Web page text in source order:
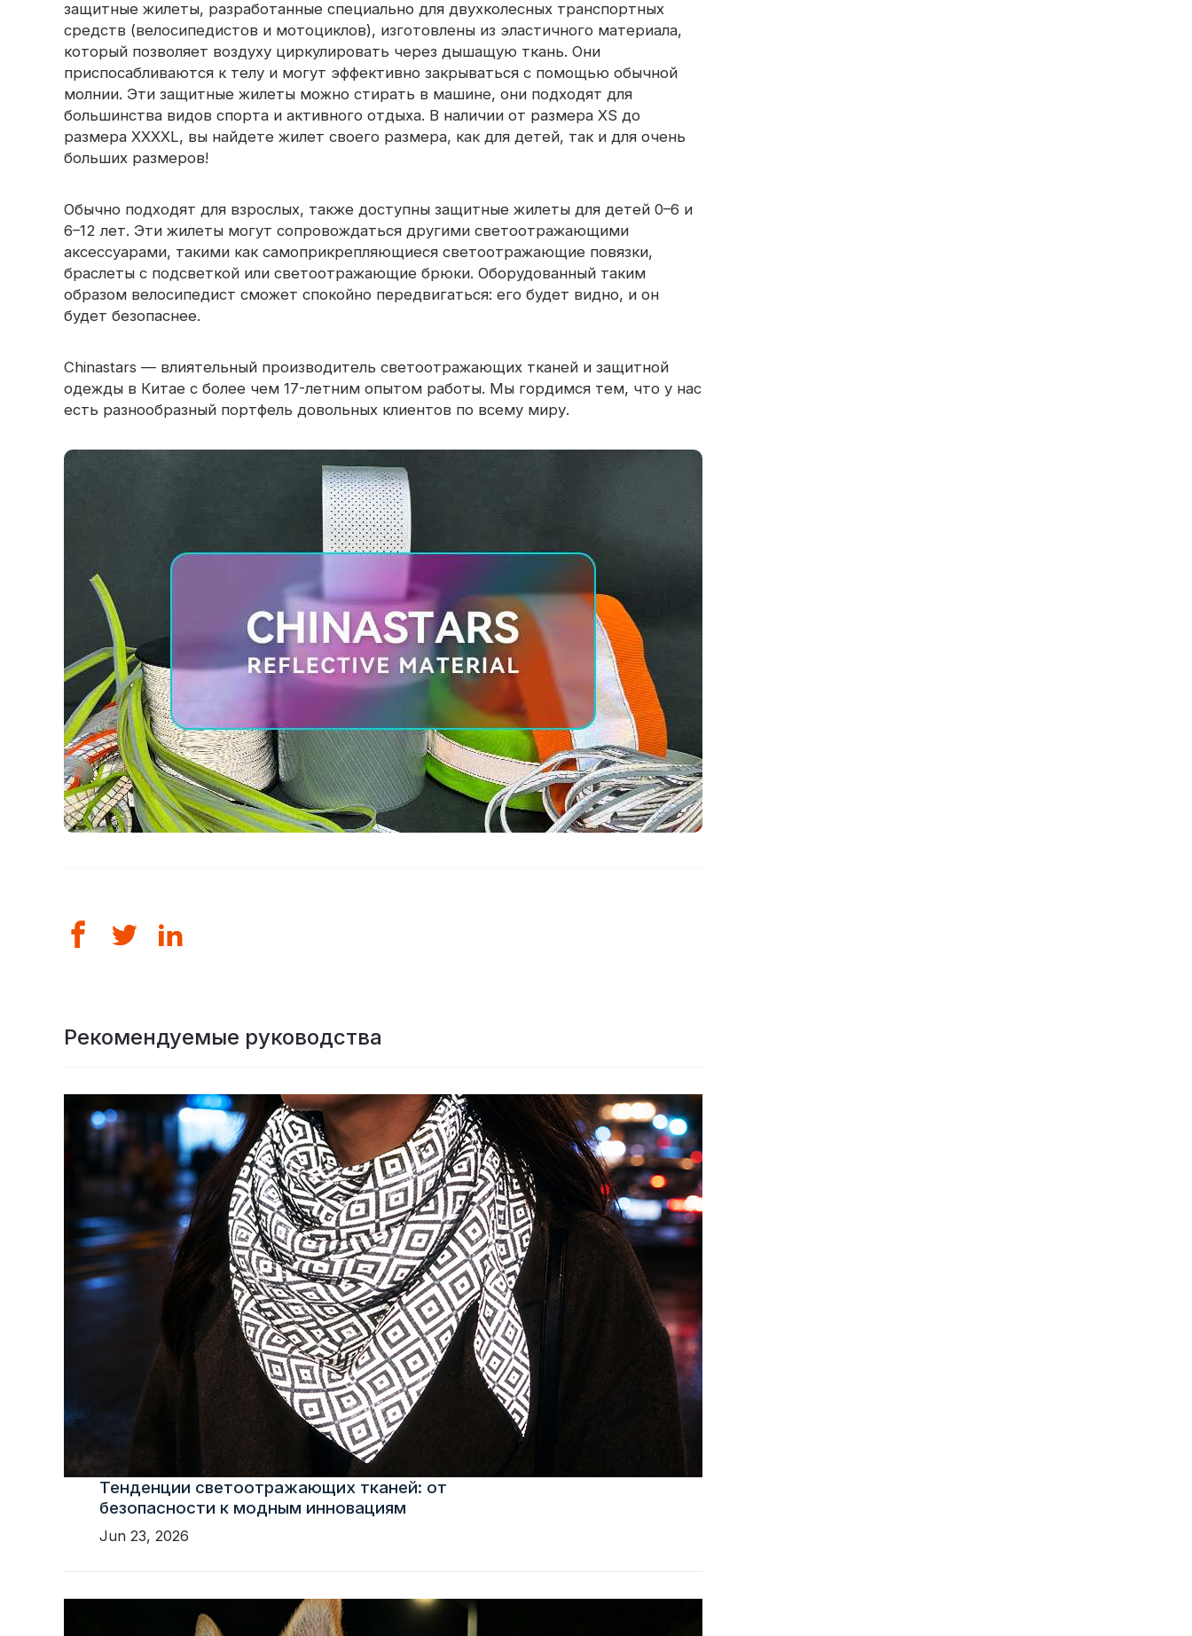
защитные жилеты, разработанные специально для двухколесных транспортных
средств (велосипедистов и мотоциклов), изготовлены из эластичного материала,
который позволяет воздуху циркулировать через дышащую ткань. Они
приспосабливаются к телу и могут эффективно закрываться с помощью обычной
молнии. Эти защитные жилеты можно стирать в машине, они подходят для
большинства видов спорта и активного отдыха. В наличии от размера XS до
размера XXXXL, вы найдете жилет своего размера, как для детей, так и для очень
больших размеров!
Обычно подходят для взрослых, также доступны защитные жилеты для детей 0–6 и
6–12 лет. Эти жилеты могут сопровождаться другими светоотражающими
аксессуарами, такими как самоприкрепляющиеся светоотражающие повязки,
браслеты с подсветкой или светоотражающие брюки. Оборудованный таким
образом велосипедист сможет спокойно передвигаться: его будет видно, и он
будет безопаснее.
Chinastars — влиятельный производитель светоотражающих тканей и защитной
одежды в Китае с более чем 17-летним опытом работы. Мы гордимся тем, что у нас
есть разнообразный портфель довольных клиентов по всему миру.
Рекомендуемые руководства
Тенденции светоотражающих тканей: от
безопасности к модным инновациям
Jun 23, 2026